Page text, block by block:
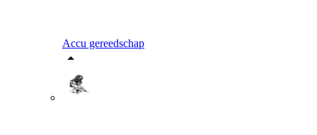
Accu gereedschap